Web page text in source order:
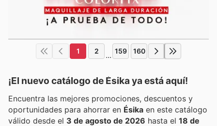
1 2 ... 159 160
¡El nuevo catálogo de Ésika ya está aquí!
Encuentra las mejores promociones, descuentos y
oportunidades para ahorrar en Ésika en este catálogo
válido desde el 3 de agosto de 2026 hasta el 18 de